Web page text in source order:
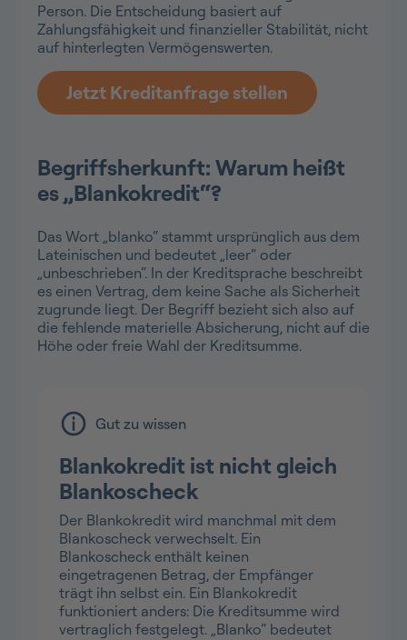
Person. Die Entscheidung basiert auf
Zahlungsfähigkeit und finanzieller Stabilität, nicht
auf hinterlegten Vermögenswerten.
Jetzt Kreditanfrage stellen
Begriffsherkunft: Warum heißt
es „Blankokredit“?
Das Wort „blanko“ stammt ursprünglich aus dem
Lateinischen und bedeutet „leer“ oder
„unbeschrieben“. In der Kreditsprache beschreibt
es einen Vertrag, dem keine Sache als Sicherheit
zugrunde liegt. Der Begriff bezieht sich also auf
die fehlende materielle Absicherung, nicht auf die
Höhe oder freie Wahl der Kreditsumme.
Gut zu wissen
Blankokredit ist nicht gleich
Blankoscheck
Der Blankokredit wird manchmal mit dem
Blankoscheck verwechselt. Ein
Blankoscheck enthält keinen
eingetragenen Betrag, der Empfänger
trägt ihn selbst ein. Ein Blankokredit
funktioniert anders: Die Kreditsumme wird
vertraglich festgelegt. „Blanko“ bedeutet